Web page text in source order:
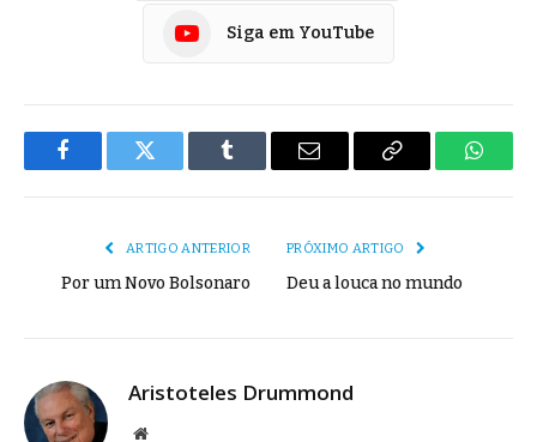
Siga em YouTube
FacebookTwitter Tumblr
E-
Copiar
ARTIGO ANTERIOR
Por um Novo Bolsonaro
PRÓXIMO ARTIGO
Deu a louca no mundo
Aristoteles Drummond
Site